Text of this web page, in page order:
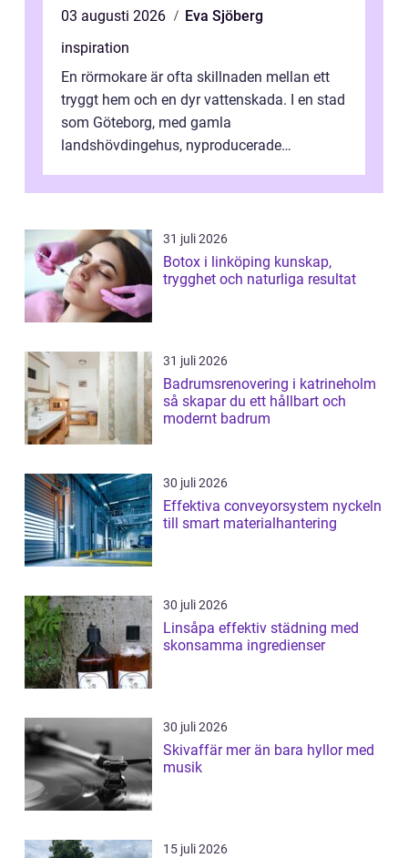
03 augusti 2026
Eva Sjöberg
inspiration
En rörmokare är ofta skillnaden mellan ett
tryggt hem och en dyr vattenskada. I en stad
som Göteborg, med gamla
landshövdingehus, nyproducerade
ställs höga k...
31 juli 2026
Botox i linköping kunskap,
trygghet och naturliga resultat
31 juli 2026
Badrumsrenovering i katrineholm
så skapar du ett hållbart och
modernt badrum
30 juli 2026
Effektiva conveyorsystem nyckeln
till smart materialhantering
30 juli 2026
Linsåpa effektiv städning med
skonsamma ingredienser
30 juli 2026
Skivaffär mer än bara hyllor med
musik
15 juli 2026